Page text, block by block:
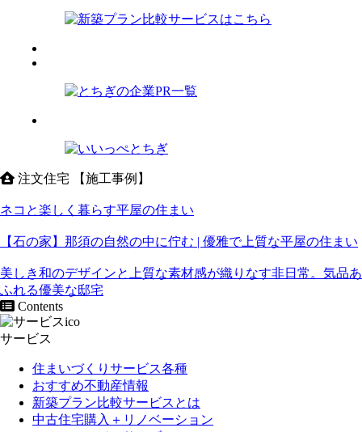
注文住宅 【施工事例】
ネコと楽しく暮らす平屋の住まい
【石の家】那須の自然の中に佇む | 優雅で上質な平屋の住まい
美しき和のデザインと上質な素材感が織りなす非日常。気品あ
ふれる優美な邸宅
Contents
サービス
住まいづくりサービス各種
おすすめ不動産情報
新築プラン比較サービスとは
中古住宅購入＋リノベーション